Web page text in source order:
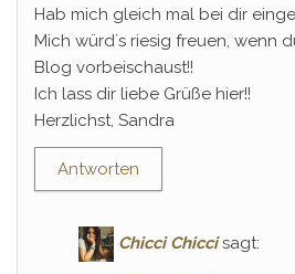
Hab mich gleich mal bei dir
Mich würd´s riesig freuen, wenn
Blog vorbeischaust!!
Ich lass dir liebe Grüße hier!!
Herzlichst, Sandra
Antworten
Chicci Chicci sagt: